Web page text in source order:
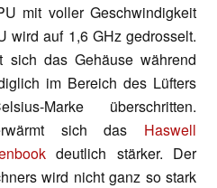
mit voller Geschwindigkeit
wird auf 1,6 GHz gedrosselt.
sich das Gehäuse während
im Bereich des Lüfters
Marke überschritten.
sich das Haswell
deutlich stärker. Der
wird nicht ganz so stark